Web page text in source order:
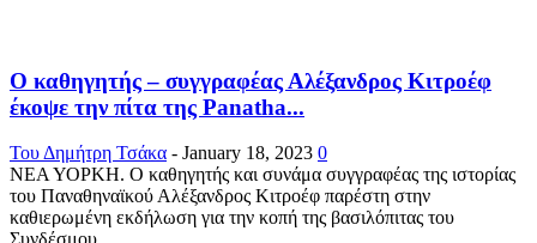
Ο καθηγητής – συγγραφέας Αλέξανδρος Κιτροέφ
έκοψε την πίτα της Panatha...
Του Δημήτρη Τσάκα - January 18, 2023 0
ΝΕΑ ΥΟΡΚΗ. Ο καθηγητής και συνάμα συγγραφέας της ιστορίας
του Παναθηναϊκού Αλέξανδρος Κιτροέφ παρέστη στην
καθιερωμένη εκδήλωση για την κοπή της βασιλόπιτας του